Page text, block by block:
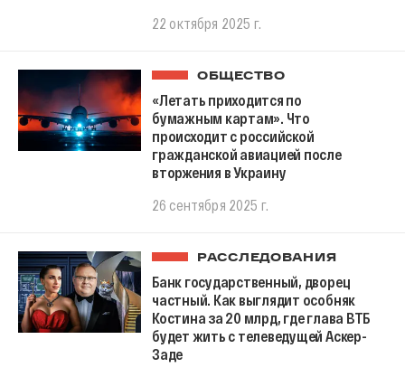
22 октября 2025 г.
ОБЩЕСТВО
«Летать приходится по
бумажным картам». Что
происходит с российской
гражданской авиацией после
вторжения в Украину
26 сентября 2025 г.
РАССЛЕДОВАНИЯ
Банк государственный, дворец
частный. Как выглядит особняк
Костина за 20 млрд, где глава ВТБ
будет жить с телеведущей Аскер-
Заде